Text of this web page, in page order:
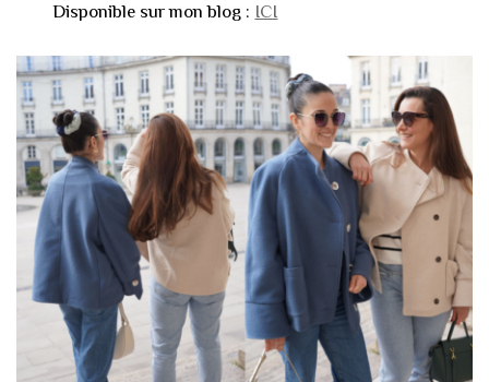
Disponible sur mon blog : ICI